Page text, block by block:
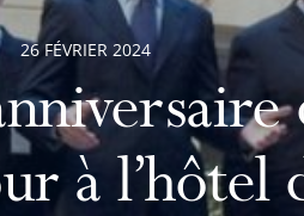
à l’hôtel
26 FÉVRIER 2024